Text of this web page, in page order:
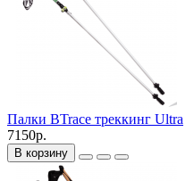
Палки BTrace треккинг Ultra
7150р.
В корзину